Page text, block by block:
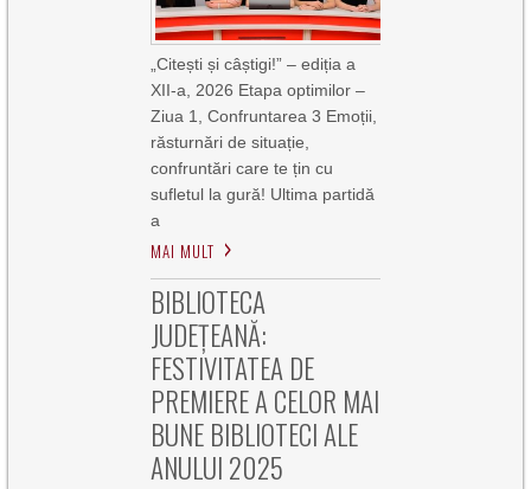
„Citești și câștigi!” – ediția a
XII-a, 2026 Etapa optimilor –
Ziua 1, Confruntarea 3 Emoții,
răsturnări de situație,
confruntări care te țin cu
sufletul la gură! Ultima partidă
a
MAI MULT
BIBLIOTECA
JUDEȚEANĂ:
FESTIVITATEA DE
PREMIERE A CELOR MAI
BUNE BIBLIOTECI ALE
ANULUI 2025